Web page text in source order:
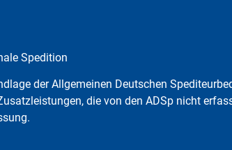
Spedition
der Allgemeinen Deutschen
die von den ADSp nicht